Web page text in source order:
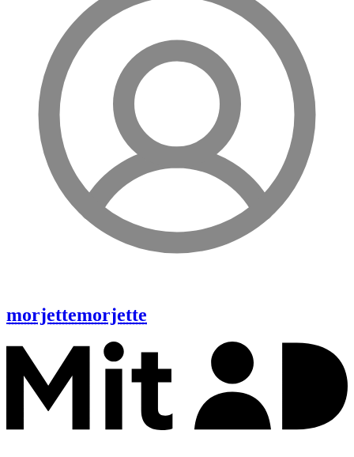
morjettemorjette